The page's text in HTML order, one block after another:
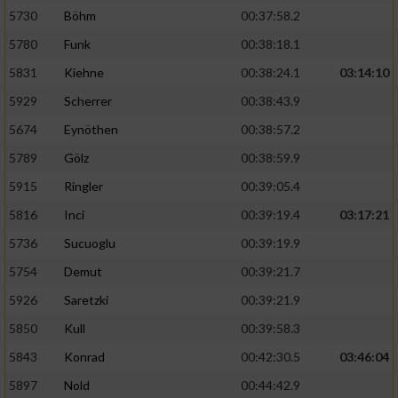
5730 Böhm
00:37:58.2
5780
Funk
00:38:18.1
5831
Kiehne 00:38:24.1
03:14:10
5929
Scherrer
00:38:43.9
5674
Eynöthen
00:38:57.2
5789
Gölz
00:38:59.9
5915
Ringler
00:39:05.4
5816
Inci 00:39:19.4
03:17:21
5736
Sucuoglu
00:39:19.9
5754
Demut
00:39:21.7
5926
Saretzki
00:39:21.9
5850
Kull
00:39:58.3
5843
Konrad 00:42:30.5
03:46:04
5897
Nold 00:44:42.9
verschiedenen Quellen
Entwicklung und Verbesserung der Angebote
Verwendung reduzierter Daten zur Auswahl
Verwendung genauer Standortdaten
Informationen identifizieren
Nicht-IAB-Verarbeitungszwecke: